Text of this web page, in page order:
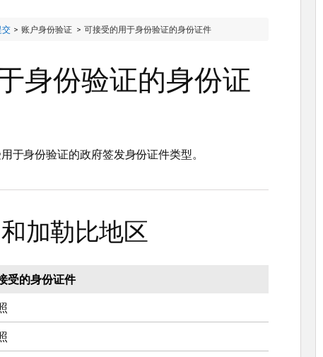
交 > 账户身份验证 > 可接受的用于身份验证的身份证件
身份验证的身份证
于身份验证的政府签发身份证件类型。
加勒比地区
受的身份证件